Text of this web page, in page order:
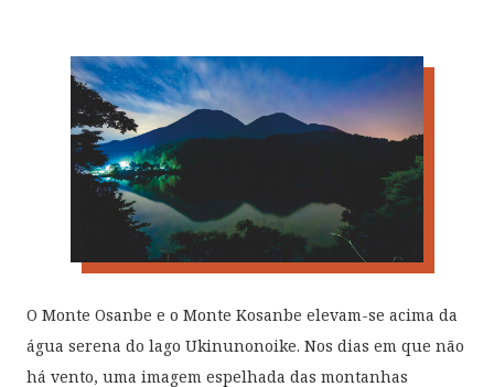
O Monte Osanbe e o Monte Kosanbe elevam-se acima da
água serena do lago Ukinunonoike. Nos dias em que não
há vento, uma imagem espelhada das montanhas